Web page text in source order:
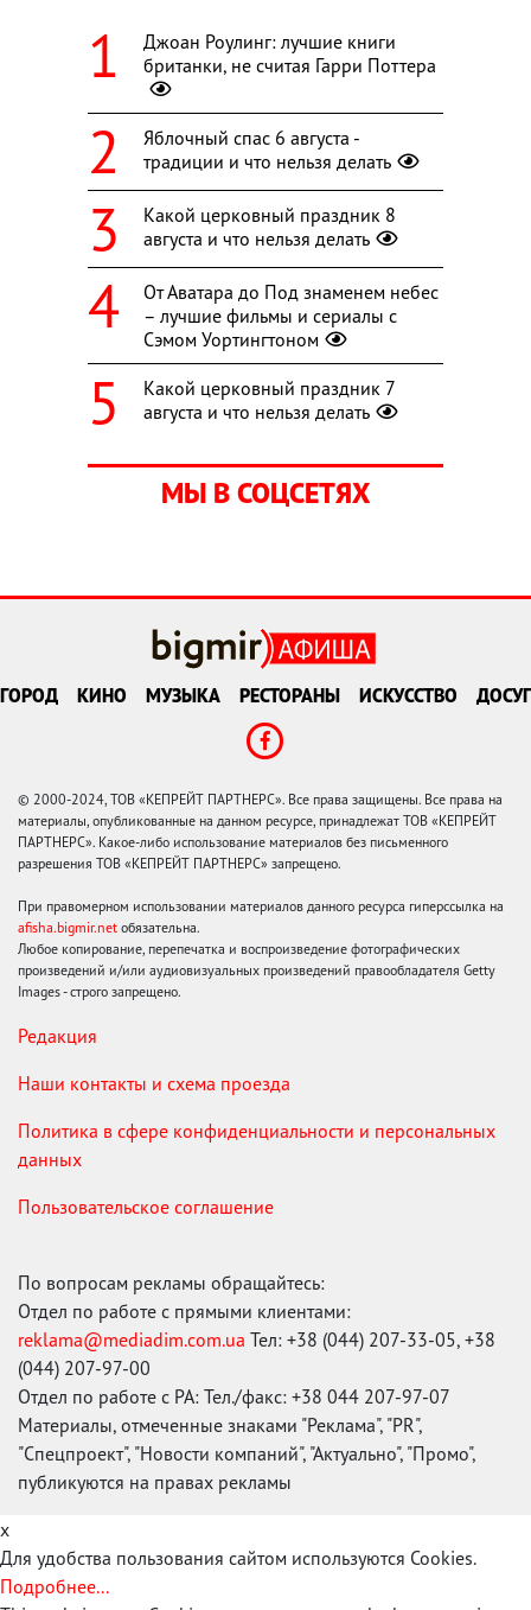
Джоан Роулинг: лучшие книги
британки, не считая Гарри Поттера
Яблочный спас 6 августа -
традиции и что нельзя делать
Какой церковный праздник 8
августа и что нельзя делать
От Аватара до Под знаменем небес
– лучшие фильмы и сериалы с
Сэмом Уортингтоном
Какой церковный праздник 7
августа и что нельзя делать
МЫ В СОЦСЕТЯХ
ГОРОД КИНО МУЗЫКА РЕСТОРАНЫ ИСКУССТВО ДОСУГ
© 2000-2024, ТОВ «КЕПРЕЙТ ПАРТНЕРС». Все права защищены. Все права на
материалы, опубликованные на данном ресурсе, принадлежат ТОВ «КЕПРЕЙТ
ПАРТНЕРС». Какое-либо использование материалов без письменного
разрешения ТОВ «КЕПРЕЙТ ПАРТНЕРС» запрещено.
При правомерном использовании материалов данного ресурса гиперссылка на
afisha.bigmir.net обязательна.
Любое копирование, перепечатка и воспроизведение фотографических
произведений и/или аудиовизуальных произведений правообладателя Getty
Images - строго запрещено.
Редакция
Наши контакты и схема проезда
Политика в сфере конфиденциальности и персональных
данных
Пользовательское соглашение
По вопросам рекламы обращайтесь:
Отдел по работе с прямыми клиентами:
reklama@mediadim.com.ua Тел: +38 (044) 207-33-05, +38
(044) 207-97-00
Отдел по работе с РА: Тел./факс: +38 044 207-97-07
Материалы, отмеченные знаками "Реклама", "PR",
"Спецпроект", "Новости компаний", "Актуально", "Промо",
публикуются на правах рекламы
x
Для удобства пользования сайтом используются Cookies.
Подробнее...